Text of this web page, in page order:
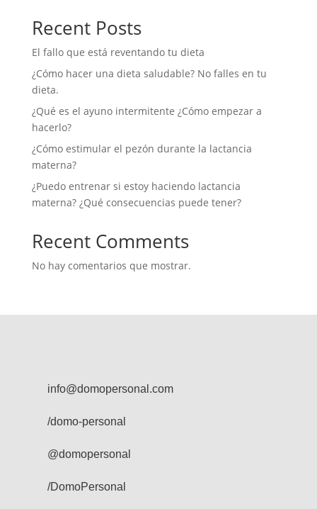
Recent Posts
El fallo que está reventando tu dieta
¿Cómo hacer una dieta saludable? No falles en tu
dieta.
¿Qué es el ayuno intermitente ¿Cómo empezar a
hacerlo?
¿Cómo estimular el pezón durante la lactancia
materna?
¿Puedo entrenar si estoy haciendo lactancia
materna? ¿Qué consecuencias puede tener?
Recent Comments
No hay comentarios que mostrar.
info@domopersonal.com
/domo-personal
@domopersonal
/DomoPersonal